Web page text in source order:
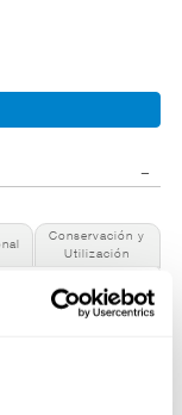
Conservación y
Utilización